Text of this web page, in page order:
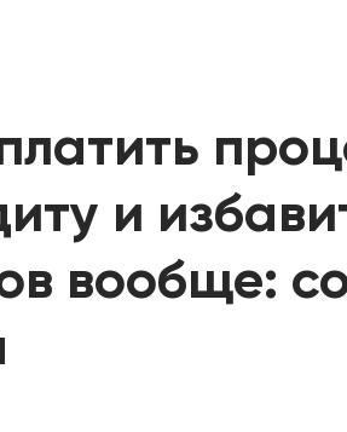
и
вообще: